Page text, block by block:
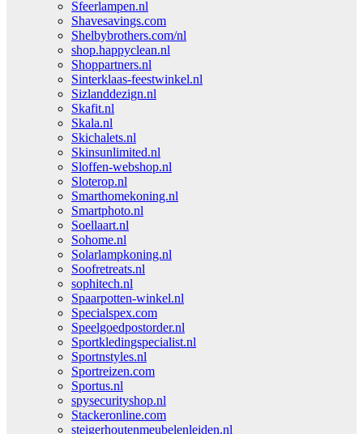
Sfeerlampen.nl
Shavesavings.com
Shelbybrothers.com/nl
shop.happyclean.nl
Shoppartners.nl
Sinterklaas-feestwinkel.nl
Sizlanddezign.nl
Skafit.nl
Skala.nl
Skichalets.nl
Skinsunlimited.nl
Sloffen-webshop.nl
Sloterop.nl
Smarthomekoning.nl
Smartphoto.nl
Soellaart.nl
Sohome.nl
Solarlampkoning.nl
Soofretreats.nl
sophitech.nl
Spaarpotten-winkel.nl
Specialspex.com
Speelgoedpostorder.nl
Sportkledingspecialist.nl
Sportnstyles.nl
Sportreizen.com
Sportus.nl
spysecurityshop.nl
Stackeronline.com
steigerhoutenmeubelenleiden.nl